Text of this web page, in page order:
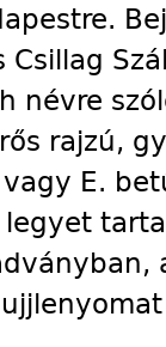
Csillag
névre
rajzú,
E.